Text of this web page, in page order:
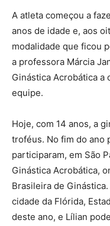
A atleta começou a
anos de idade e, aos
modalidade que ficou
a professora Márcia
Ginástica Acrobática a
equipe.
Hoje, com 14 anos, a
troféus. No fim do ano
participaram, em São
Ginástica Acrobática,
Brasileira de
cidade da Flórida,
deste ano, e Lílian